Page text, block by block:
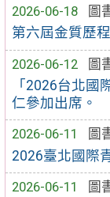
2026-06-18
圖
第六屆金質歷
2026-06-12
圖
「2026台北國
仁參加出席。
2026-06-11
圖
2026臺北國際
2026-06-11
圖